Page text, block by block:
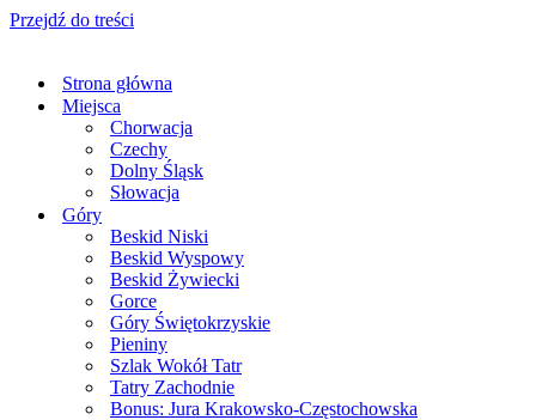
Przejdź do treści
Strona główna
Miejsca
Chorwacja
Czechy
Dolny Śląsk
Słowacja
Góry
Beskid Niski
Beskid Wyspowy
Beskid Żywiecki
Gorce
Góry Świętokrzyskie
Pieniny
Szlak Wokół Tatr
Tatry Zachodnie
Bonus: Jura Krakowsko-Częstochowska